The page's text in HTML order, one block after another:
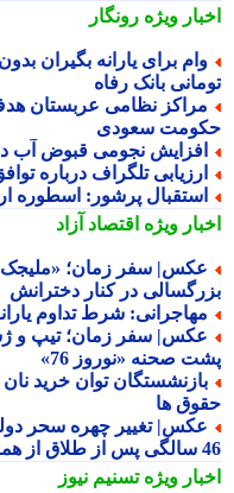
ویژهرونگار
بانک رفاه
نظامی عربستان هدف
سعودی
نجومی قبوض آب در
تلگراف درباره توافق
پرشور: اسطوره
ویژهاقتصاد آزاد
سفر زمان؛ «ملیجک،
در کنار دخترانش
شرط تداوم یارانه
سفر زمان؛ تیپ و ژست
صحنه «نوروز 76»
توان خرید نان و
ها
ویژهتسنیم نیوز